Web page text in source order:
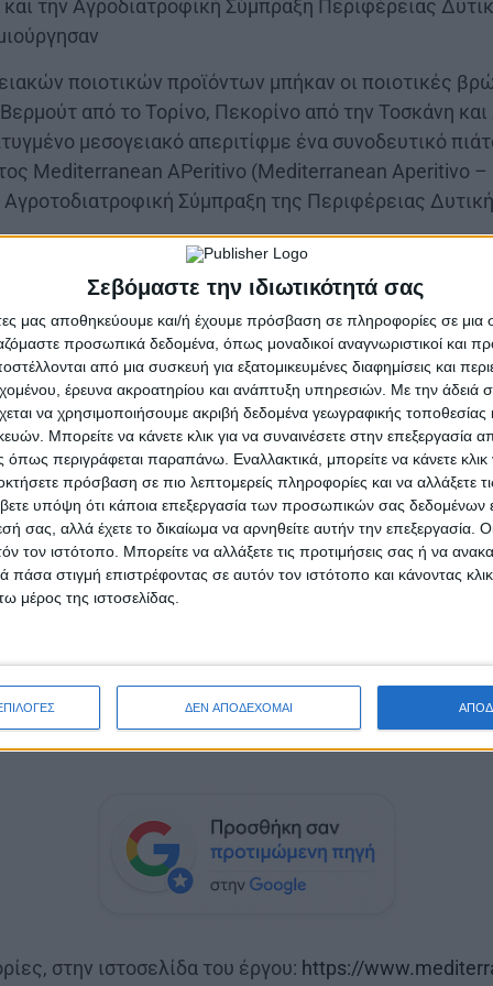
Σεβόμαστε την ιδιωτικότητά σας
μας αποθηκεύουμε και/ή έχουμε πρόσβαση σε πληροφορίες σε
προσωπικά δεδομένα, όπως μοναδικοί αναγνωριστικοί και
από μια συσκευή για εξατομικευμένες διαφημίσεις και
έρευνα ακροατηρίου και ανάπτυξη υπηρεσιών. Με την άδειά
να χρησιμοποιήσουμε ακριβή δεδομένα γεωγραφικής τοποθεσίας
Μπορείτε να κάνετε κλικ για να συναινέσετε στην επεξεργασία
περιγράφεται παραπάνω. Εναλλακτικά, μπορείτε να κάνετε κλικ
πρόσβαση σε πιο λεπτομερείς πληροφορίες και να αλλάξετε
υπόψη ότι κάποια επεξεργασία των προσωπικών σας δεδομένων
σας, αλλά έχετε το δικαίωμα να αρνηθείτε αυτήν την επεξεργασία.
τον ιστότοπο. Μπορείτε να αλλάξετε τις προτιμήσεις σας ή να
στιγμή επιστρέφοντας σε αυτόν τον ιστότοπο και κάνοντας
μέρος της ιστοσελίδας.
ΔΕΝ ΑΠΟΔΕΧΟΜΑΙ
και την Αγροδιατροφική Σύμπραξη Περιφέρειας
ποιοτικών προϊόντων μπήκαν οι ποιοτικές
από το Τορίνο, Πεκορίνο από την Τοσκάνη
μεσογειακό απεριτίφμε ένα συνοδευτικό
Mediterranean APeritivo (Mediterranean Aperitivo –
Αγροτοδιατροφική Σύμπραξη της Περιφέρειας
21 Ιουνίου όσοι βρέθηκαν σε δέκα δημοφιλή
γευστικά στη Μεσόγειο μέσα από την
αξιοποιεί τα συγχρηματοδοτούμενα από την
τη στήριξη των ποιοτικής βρώσιμης ελιάς που
έτσι την ενίσχυση και
στο πλαίσιο του έργου “MAP- Mediterranean
από την Ευρωπαϊκή Ένωση στο πλαίσιο του
και του Συμβουλίου και έχει ως αγορές-
Εταίροι είναι οι ConsorzioDelVermouthdiTorino
Περιφέρειας Δυτικής Ελλάδας, Consorziotute
επαγγελματίες δικτύου Ho.Re.Ca. και
των ευρωπαϊκών αγροτικών προϊόντων με
είναι τριετής και ο συνολικός προϋπολογισμός του
στην ιστοσελίδα του έργου: https://